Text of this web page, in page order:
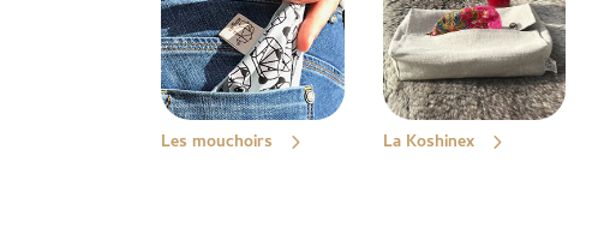
Les mouchoirs La Koshinex